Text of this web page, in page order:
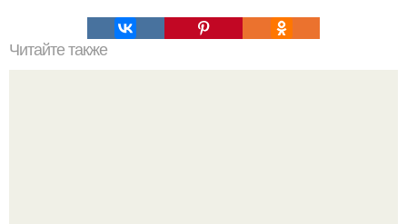
Читайте также